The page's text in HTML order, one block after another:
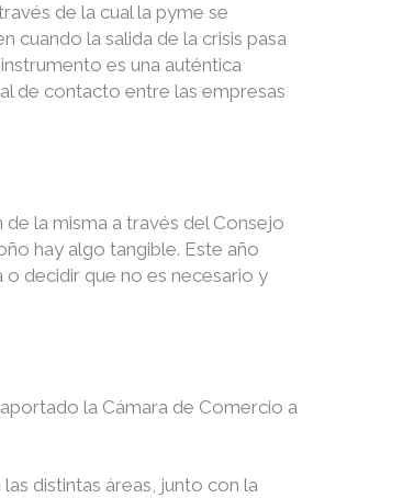
de la cual la pyme se
cuando la salida de la crisis pasa
es una auténtica
de contacto entre las empresas
la misma a través del Consejo
hay algo tangible. Este año
decidir que no es necesario y
la Cámara de Comercio a
distintas áreas, junto con la